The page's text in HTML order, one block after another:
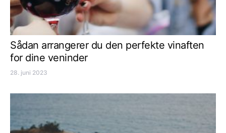
Sådan arrangerer du den perfekte vinaften
for dine veninder
28. juni 2023